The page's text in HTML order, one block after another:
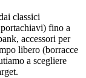
classici
fino a
accessori per
libero (borracce
a scegliere